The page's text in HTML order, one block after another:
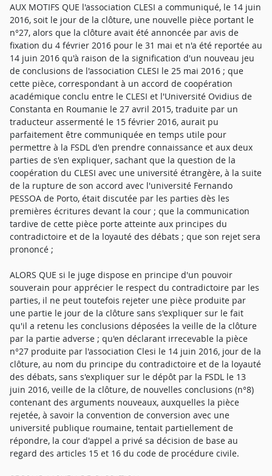
AUX MOTIFS QUE l'association CLESI a communiqué, le 14 juin
2016, soit le jour de la clôture, une nouvelle pièce portant le
n°27, alors que la clôture avait été annoncée par avis de
fixation du 4 février 2016 pour le 31 mai et n'a été reportée au
14 juin 2016 qu'à raison de la signification d'un nouveau jeu
de conclusions de l'association CLESI le 25 mai 2016 ; que
cette pièce, correspondant à un accord de coopération
académique conclu entre le CLESI et l'Université Ovidius de
Constanta en Roumanie le 27 avril 2015, traduite par un
traducteur assermenté le 15 février 2016, aurait pu
parfaitement être communiquée en temps utile pour
permettre à la FSDL d'en prendre connaissance et aux deux
parties de s'en expliquer, sachant que la question de la
coopération du CLESI avec une université étrangère, à la suite
de la rupture de son accord avec l'université Fernando
PESSOA de Porto, était discutée par les parties dès les
premières écritures devant la cour ; que la communication
tardive de cette pièce porte atteinte aux principes du
contradictoire et de la loyauté des débats ; que son rejet sera
prononcé ;
ALORS QUE si le juge dispose en principe d'un pouvoir
souverain pour apprécier le respect du contradictoire par les
parties, il ne peut toutefois rejeter une pièce produite par
une partie le jour de la clôture sans s'expliquer sur le fait
qu'il a retenu les conclusions déposées la veille de la clôture
par la partie adverse ; qu'en déclarant irrecevable la pièce
n°27 produite par l'association Clesi le 14 juin 2016, jour de la
clôture, au nom du principe du contradictoire et de la loyauté
des débats, sans s'expliquer sur le dépôt par la FSDL le 13
juin 2016, veille de la clôture, de nouvelles conclusions (n°8)
contenant des arguments nouveaux, auxquelles la pièce
rejetée, à savoir la convention de conversion avec une
université publique roumaine, tentait partiellement de
répondre, la cour d'appel a privé sa décision de base au
regard des articles 15 et 16 du code de procédure civile.